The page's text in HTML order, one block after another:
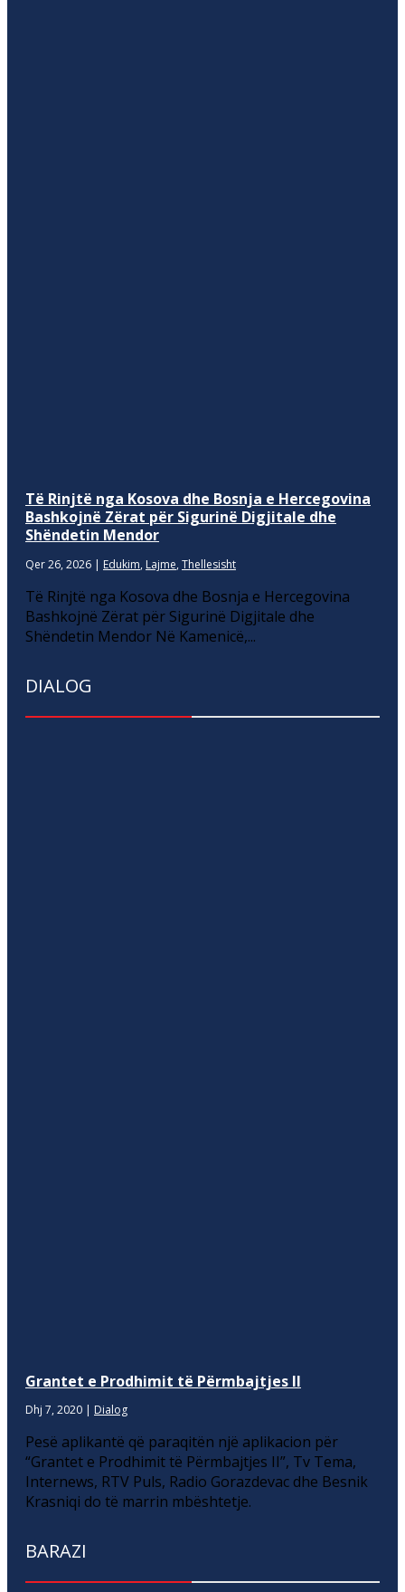
Të Rinjtë nga Kosova dhe Bosnja e Hercegovina
Bashkojnë Zërat për Sigurinë Digjitale dhe
Shëndetin Mendor
Qer 26, 2026 | Edukim, Lajme, Thellesisht
Të Rinjtë nga Kosova dhe Bosnja e Hercegovina
Bashkojnë Zërat për Sigurinë Digjitale dhe
Shëndetin Mendor Në Kamenicë,...
DIALOG
Grantet e Prodhimit të Përmbajtjes II
Dhj 7, 2020 | Dialog
Pesë aplikantë që paraqitën një aplikacion për
“Grantet e Prodhimit të Përmbajtjes II”, Tv Tema,
Internews, RTV Puls, Radio Gorazdevac dhe Besnik
Krasniqi do të marrin mbështetje.
BARAZI